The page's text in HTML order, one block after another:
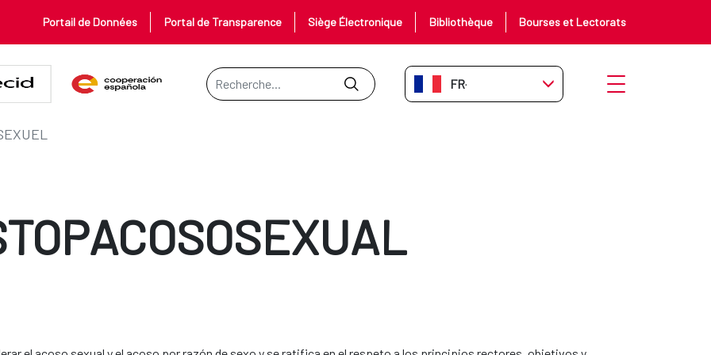
Portail de Données Portal de Transparence Siège Électronique Bibliothèque Bourses et Lectorats
Barre de recherche
FR-FR Ouvrir le menu